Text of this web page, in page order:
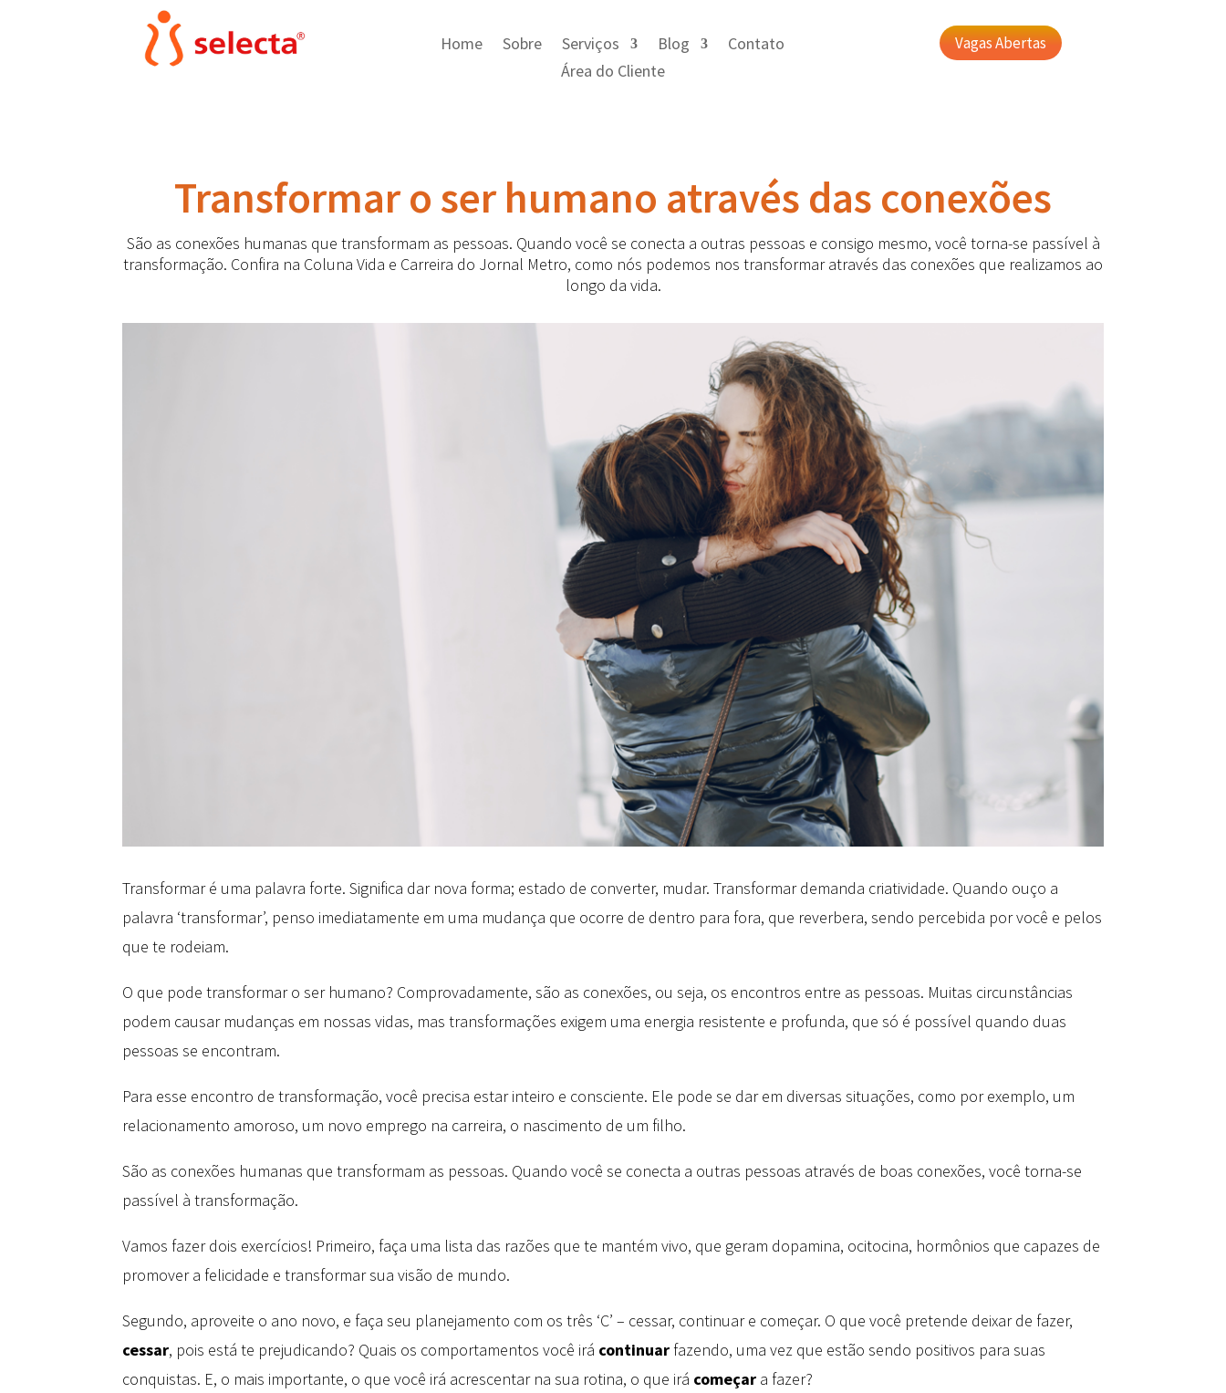
Home Sobre Serviços Blog
Contato
Área do Cliente
Vagas Abertas
Transformar o ser humano através das conexões
São as conexões humanas que transformam as pessoas. Quando você se conecta a outras pessoas e consigo mesmo, você torna-se passível à
transformação. Confira na Coluna Vida e Carreira do Jornal Metro, como nós podemos nos transformar através das conexões que realizamos ao
longo da vida.
Transformar é uma palavra forte. Significa dar nova forma; estado de converter, mudar. Transformar demanda criatividade. Quando ouço a
palavra ‘transformar’, penso imediatamente em uma mudança que ocorre de dentro para fora, que reverbera, sendo percebida por você e pelos
que te rodeiam.
O que pode transformar o ser humano? Comprovadamente, são as conexões, ou seja, os encontros entre as pessoas. Muitas circunstâncias
podem causar mudanças em nossas vidas, mas transformações exigem uma energia resistente e profunda, que só é possível quando duas
pessoas se encontram.
Para esse encontro de transformação, você precisa estar inteiro e consciente. Ele pode se dar em diversas situações, como por exemplo, um
relacionamento amoroso, um novo emprego na carreira, o nascimento de um filho.
São as conexões humanas que transformam as pessoas. Quando você se conecta a outras pessoas através de boas conexões, você torna-se
passível à transformação.
Vamos fazer dois exercícios! Primeiro, faça uma lista das razões que te mantém vivo, que geram dopamina, ocitocina, hormônios que capazes de
promover a felicidade e transformar sua visão de mundo.
Segundo, aproveite o ano novo, e faça seu planejamento com os três ‘C’ – cessar, continuar e começar. O que você pretende deixar de fazer,
cessar, pois está te prejudicando? Quais os comportamentos você irá continuar fazendo, uma vez que estão sendo positivos para suas
conquistas. E, o mais importante, o que você irá acrescentar na sua rotina, o que irá começar a fazer?